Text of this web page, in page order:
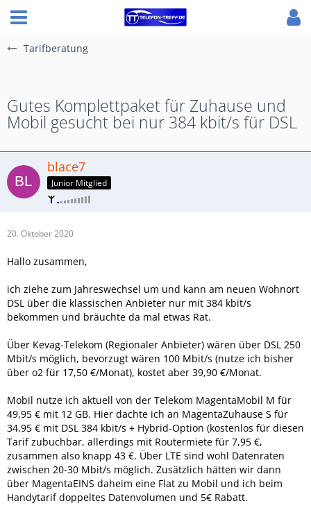
Tarifberatung
Gutes Komplettpaket für Zuhause und
Mobil gesucht bei nur 384 kbit/s für DSL
blace7
Junior Mitglied
20. Oktober 2020
Hallo zusammen,
ich ziehe zum Jahreswechsel um und kann am neuen Wohnort
DSL über die klassischen Anbieter nur mit 384 kbit/s
bekommen und bräuchte da mal etwas Rat.
Über Kevag-Telekom (Regionaler Anbieter) wären über DSL 250
Mbit/s möglich, bevorzugt wären 100 Mbit/s (nutze ich bisher
über o2 für 17,50 €/Monat), kostet aber 39,90 €/Monat.
Mobil nutze ich aktuell von der Telekom MagentaMobil M für
49,95 € mit 12 GB. Hier dachte ich an MagentaZuhause S für
34,95 € mit DSL 384 kbit/s + Hybrid-Option (kostenlos für diesen
Tarif zubuchbar, allerdings mit Routermiete für 7,95 €,
zusammen also knapp 43 €. Über LTE sind wohl Datenraten
zwischen 20-30 Mbit/s möglich. Zusätzlich hätten wir dann
über MagentaEINS daheim eine Flat zu Mobil und ich beim
Handytarif doppeltes Datenvolumen und 5€ Rabatt.